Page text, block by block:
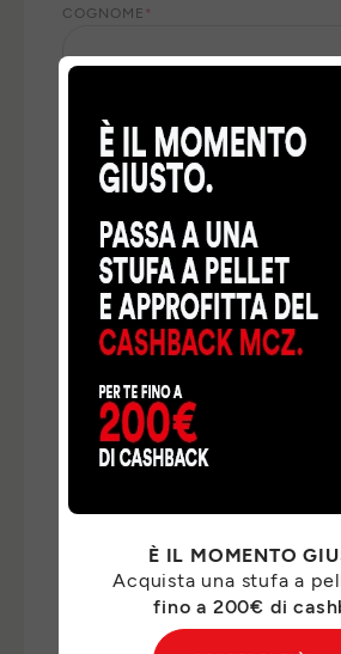
COGNOME *
NAZIONE *
TIPO DI RICHIESTA
I Suoi dati personali saranno trattati da
S.p.a. per il riscontro delle Sue
È IL MOMENTO
Acquista una stufa a
fino a 200€ di